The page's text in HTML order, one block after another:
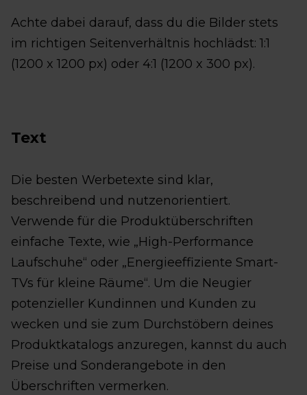
Achte dabei darauf, dass du die Bilder stets
im richtigen Seitenverhältnis hochlädst: 1:1
(1200 x 1200 px) oder 4:1 (1200 x 300 px).
Text
Die besten Werbetexte sind klar,
beschreibend und nutzenorientiert.
Verwende für die Produktüberschriften
einfache Texte, wie „High-Performance
Laufschuhe“ oder „Energieeffiziente Smart-
TVs für kleine Räume“. Um die Neugier
potenzieller Kundinnen und Kunden zu
wecken und sie zum Durchstöbern deines
Produktkatalogs anzuregen, kannst du auch
Preise und Sonderangebote in den
Überschriften vermerken.